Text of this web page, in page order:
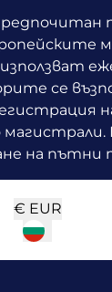
се
на пътни
€ EUR